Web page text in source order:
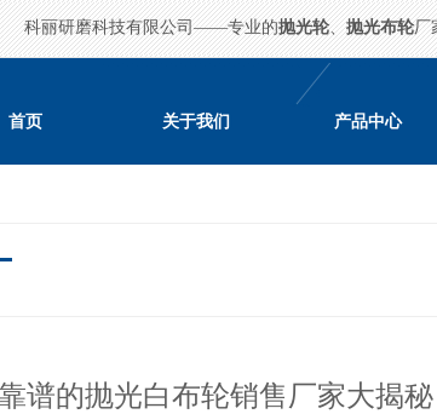
科丽研磨科技有限公司——专业的抛光轮、抛光布轮厂
首页 关于我们 产品中心
谱的抛光白布轮销售厂家大揭秘